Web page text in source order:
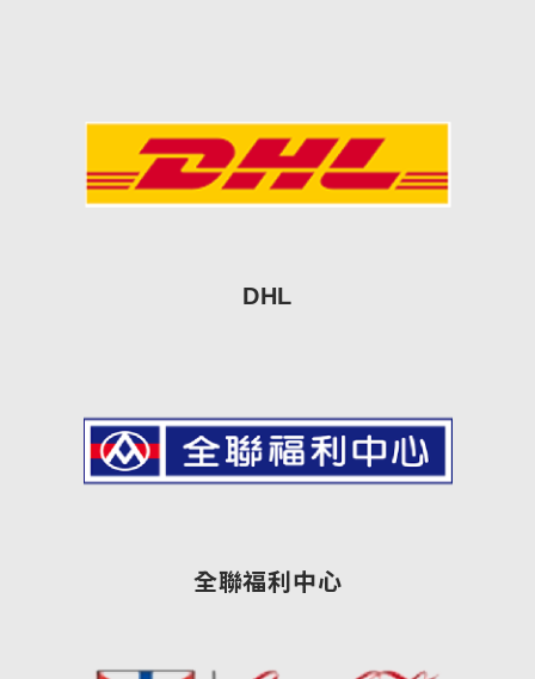
DHL
全聯福利中心